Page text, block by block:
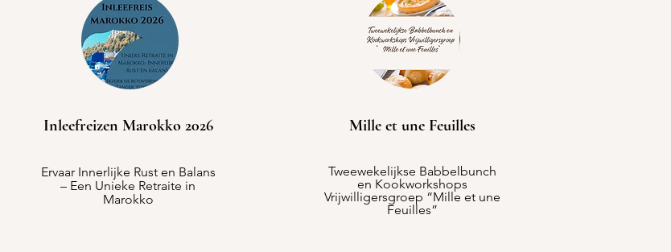
Inleefreizen Marokko 2026
Ervaar Innerlijke Rust en Balans
– Een Unieke Retraite in
Marokko
Mille et une Feuilles
Tweewekelijkse Babbelbunch
en Kookworkshops
Vrijwilligersgroep “Mille et une
Feuilles”